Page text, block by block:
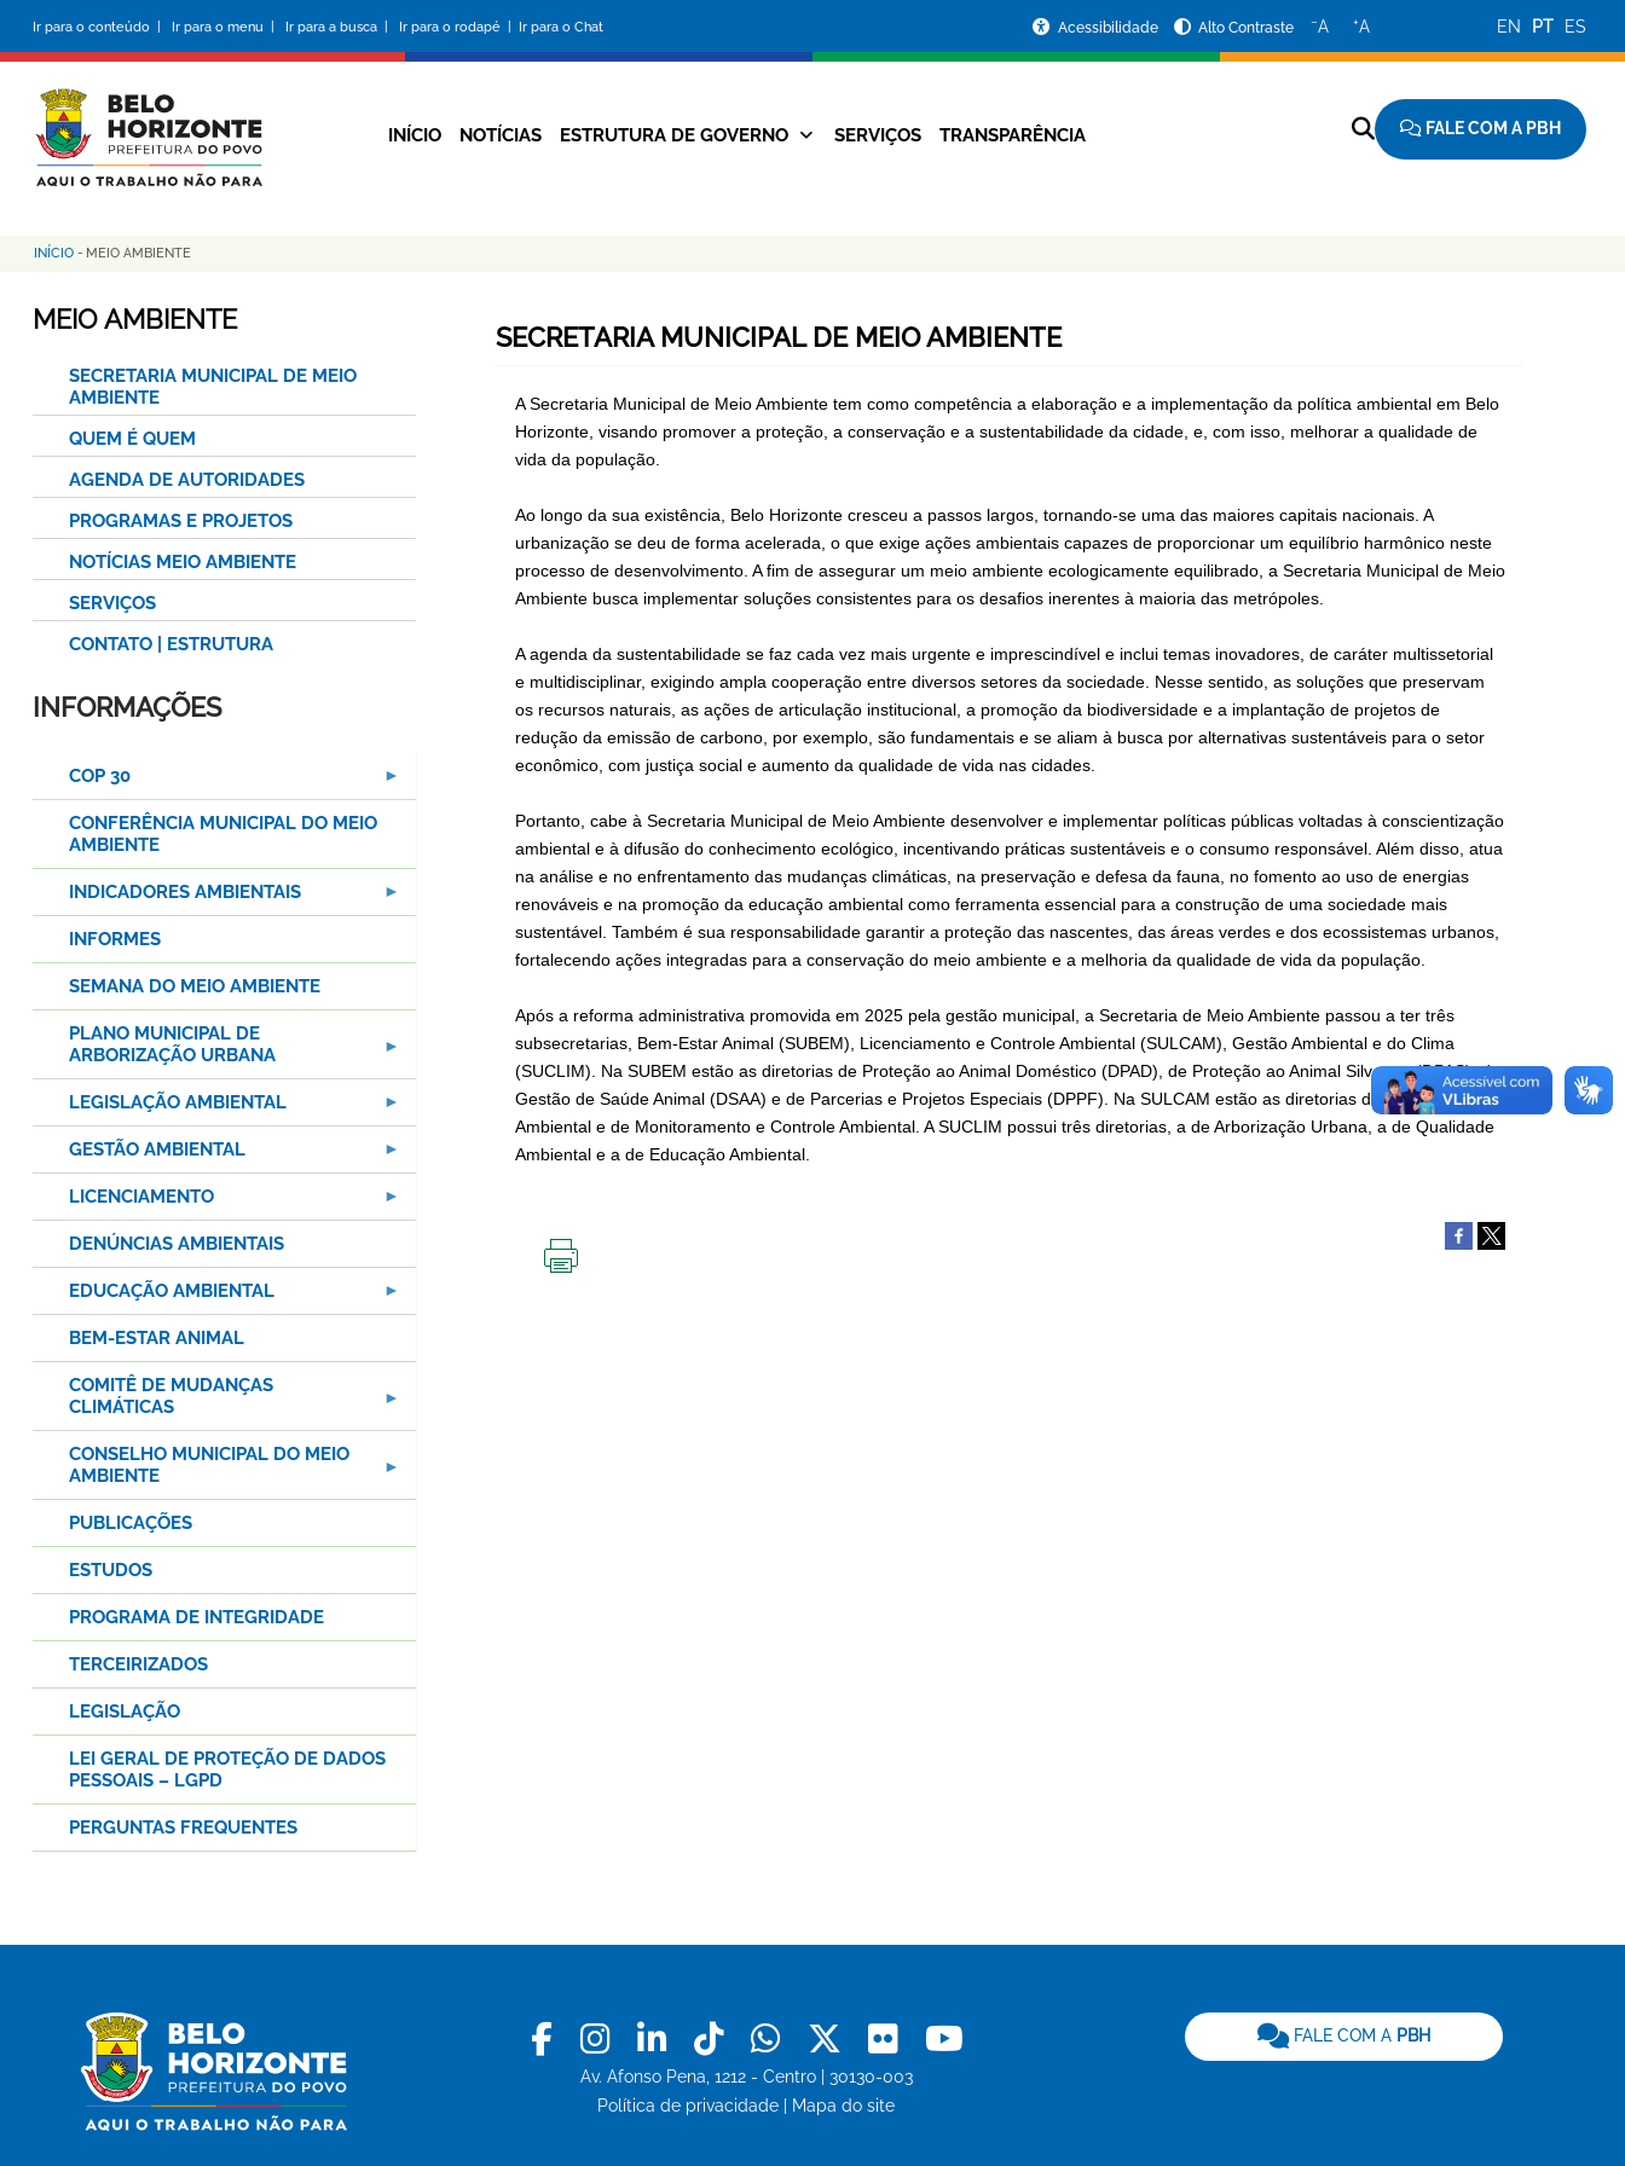
conteúdo
principal
Ir para o conteúdo | Ir para o menu | Ir para a busca | Ir para o rodapé | Ir para o Chat
da
Prefeitura
Acessibilidade Alto Contraste −A +A EN PT ES
Navegação
INÍCIO NOTÍCIAS ESTRUTURA DE GOVERNO SERVIÇOS TRANSPARÊNCIA FALE COM A PBH
Trilha
de
INÍCIO - MEIO AMBIENTE
SECRETARIA MUNICIPAL DE MEIO AMBIENTE
A Secretaria Municipal de Meio Ambiente tem como competência a elaboração e a implementação da política ambiental em Belo
Horizonte, visando promover a proteção, a conservação e a sustentabilidade da cidade, e, com isso, melhorar a qualidade de
vida da população.
Ao longo da sua existência, Belo Horizonte cresceu a passos largos, tornando-se uma das maiores capitais nacionais. A
urbanização se deu de forma acelerada, o que exige ações ambientais capazes de proporcionar um equilíbrio harmônico neste
processo de desenvolvimento. A fim de assegurar um meio ambiente ecologicamente equilibrado, a Secretaria Municipal de Meio
Ambiente busca implementar soluções consistentes para os desafios inerentes à maioria das metrópoles.
A agenda da sustentabilidade se faz cada vez mais urgente e imprescindível e inclui temas inovadores, de caráter multissetorial
e multidisciplinar, exigindo ampla cooperação entre diversos setores da sociedade. Nesse sentido, as soluções que preservam
os recursos naturais, as ações de articulação institucional, a promoção da biodiversidade e a implantação de projetos de
redução da emissão de carbono, por exemplo, são fundamentais e se aliam à busca por alternativas sustentáveis para o setor
econômico, com justiça social e aumento da qualidade de vida nas cidades.
Portanto, cabe à Secretaria Municipal de Meio Ambiente desenvolver e implementar políticas públicas voltadas à conscientização
ambiental e à difusão do conhecimento ecológico, incentivando práticas sustentáveis e o consumo responsável. Além disso, atua
na análise e no enfrentamento das mudanças climáticas, na preservação e defesa da fauna, no fomento ao uso de energias
renováveis e na promoção da educação ambiental como ferramenta essencial para a construção de uma sociedade mais
sustentável. Também é sua responsabilidade garantir a proteção das nascentes, das áreas verdes e dos ecossistemas urbanos,
fortalecendo ações integradas para a conservação do meio ambiente e a melhoria da qualidade de vida da população.
Após a reforma administrativa promovida em 2025 pela gestão municipal, a Secretaria de Meio Ambiente passou a ter três
subsecretarias, Bem-Estar Animal (SUBEM), Licenciamento e Controle Ambiental (SULCAM), Gestão Ambiental e do Clima
(SUCLIM). Na SUBEM estão as diretorias de Proteção ao Animal Doméstico (DPAD), de Proteção ao Animal Silvestre (DPAS), de
Gestão de Saúde Animal (DSAA) e de Parcerias e Projetos Especiais (DPPF). Na SULCAM estão as diretorias de Licenciamento
Ambiental e de Monitoramento e Controle Ambiental. A SUCLIM possui três diretorias, a de Arborização Urbana, a de Qualidade
Ambiental e a de Educação Ambiental.
MEIO AMBIENTE
SECRETARIA MUNICIPAL DE MEIO
AMBIENTE
QUEM É QUEM
AGENDA DE AUTORIDADES
PROGRAMAS E PROJETOS
NOTÍCIAS MEIO AMBIENTE
SERVIÇOS
CONTATO | ESTRUTURA
INFORMAÇÕES
COP 30
CONFERÊNCIA MUNICIPAL DO MEIO
AMBIENTE
INDICADORES AMBIENTAIS
INFORMES
SEMANA DO MEIO AMBIENTE
PLANO MUNICIPAL DE
ARBORIZAÇÃO URBANA
LEGISLAÇÃO AMBIENTAL
GESTÃO AMBIENTAL
LICENCIAMENTO
DENÚNCIAS AMBIENTAIS
EDUCAÇÃO AMBIENTAL
BEM-ESTAR ANIMAL
COMITÊ DE MUDANÇAS
CLIMÁTICAS
CONSELHO MUNICIPAL DO MEIO
AMBIENTE
PUBLICAÇÕES
ESTUDOS
PROGRAMA DE INTEGRIDADE
TERCEIRIZADOS
LEGISLAÇÃO
LEI GERAL DE PROTEÇÃO DE DADOS
PESSOAIS – LGPD
PERGUNTAS FREQUENTES
Facebook
Instagram
LinkedinTiktokWhatsapp
X Flickr
Av. Afonso Pena, 1212 - Centro | 30130-003
Política de privacidade
Mapa do site
FALE COM A PBH